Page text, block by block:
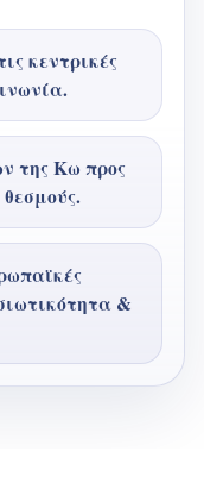
κεντρικές
της Κω προς
&